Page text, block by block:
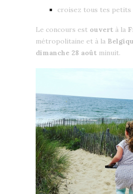
croisez tous tes petits
Le concours est ouvert à la
métropolitaine et à la
dimanche 28 août minuit.